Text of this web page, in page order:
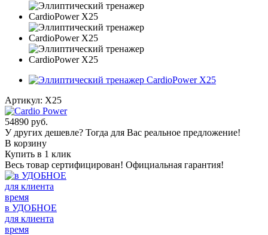
Артикул: X25
54890 руб.
У других дешевле? Тогда для Вас реальное предложение!
В корзину
Купить в 1 клик
Весь товар сертифицирован! Официальная гарантия!
в УДОБНОЕ
для клиента
время